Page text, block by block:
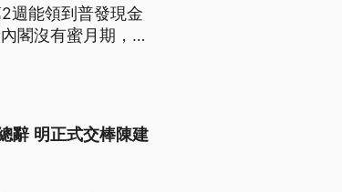
週能領到普發現金
閣沒有蜜月期，要
辭 明正式交棒陳建